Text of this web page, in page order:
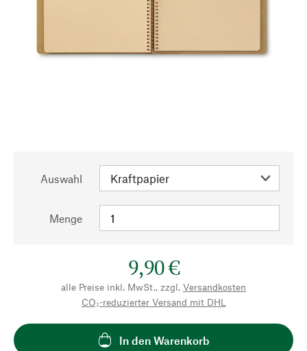
Auswahl
Menge
9,90 €
alle Preise inkl. MwSt., zzgl. Versandkosten
CO₂-reduzierter Versand mit DHL
In den Warenkorb